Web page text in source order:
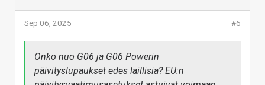
Vastaa
#6
Sep 06, 2025
Onko nuo G06 ja G06 Powerin
päivityslupaukset edes laillisia? EU:n